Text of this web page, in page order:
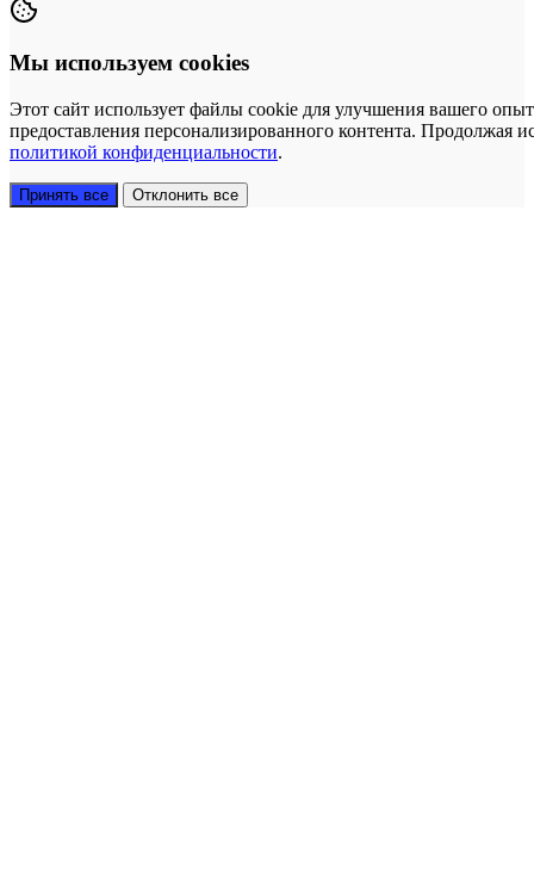
Мы используем cookies
Этот сайт использует файлы cookie для улучшения вашего
предоставления персонализированного контента. Продолжая
политикой конфиденциальности.
Принять все Отклонить все